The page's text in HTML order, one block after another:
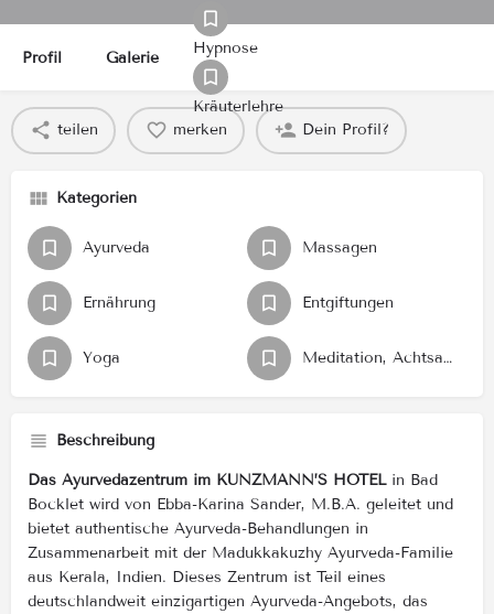
Hypnose
Kräuterlehre
Profil Galerie
teilen merken Dein Profil?
Kategorien
Ayurveda Massagen
Ernährung Entgiftungen
Yoga Meditation, Achtsamkeitstechniken
Beschreibung
Das Ayurvedazentrum im KUNZMANN’S HOTELin Bad
Bocklet wird von Ebba-Karina Sander, M.B.A. geleitet und
bietet authentische Ayurveda-Behandlungen in
Zusammenarbeit mit der Madukkakuzhy Ayurveda-Familie
aus Kerala, Indien. Dieses Zentrum ist Teil eines
deutschlandweit einzigartigen Ayurveda-Angebots, das